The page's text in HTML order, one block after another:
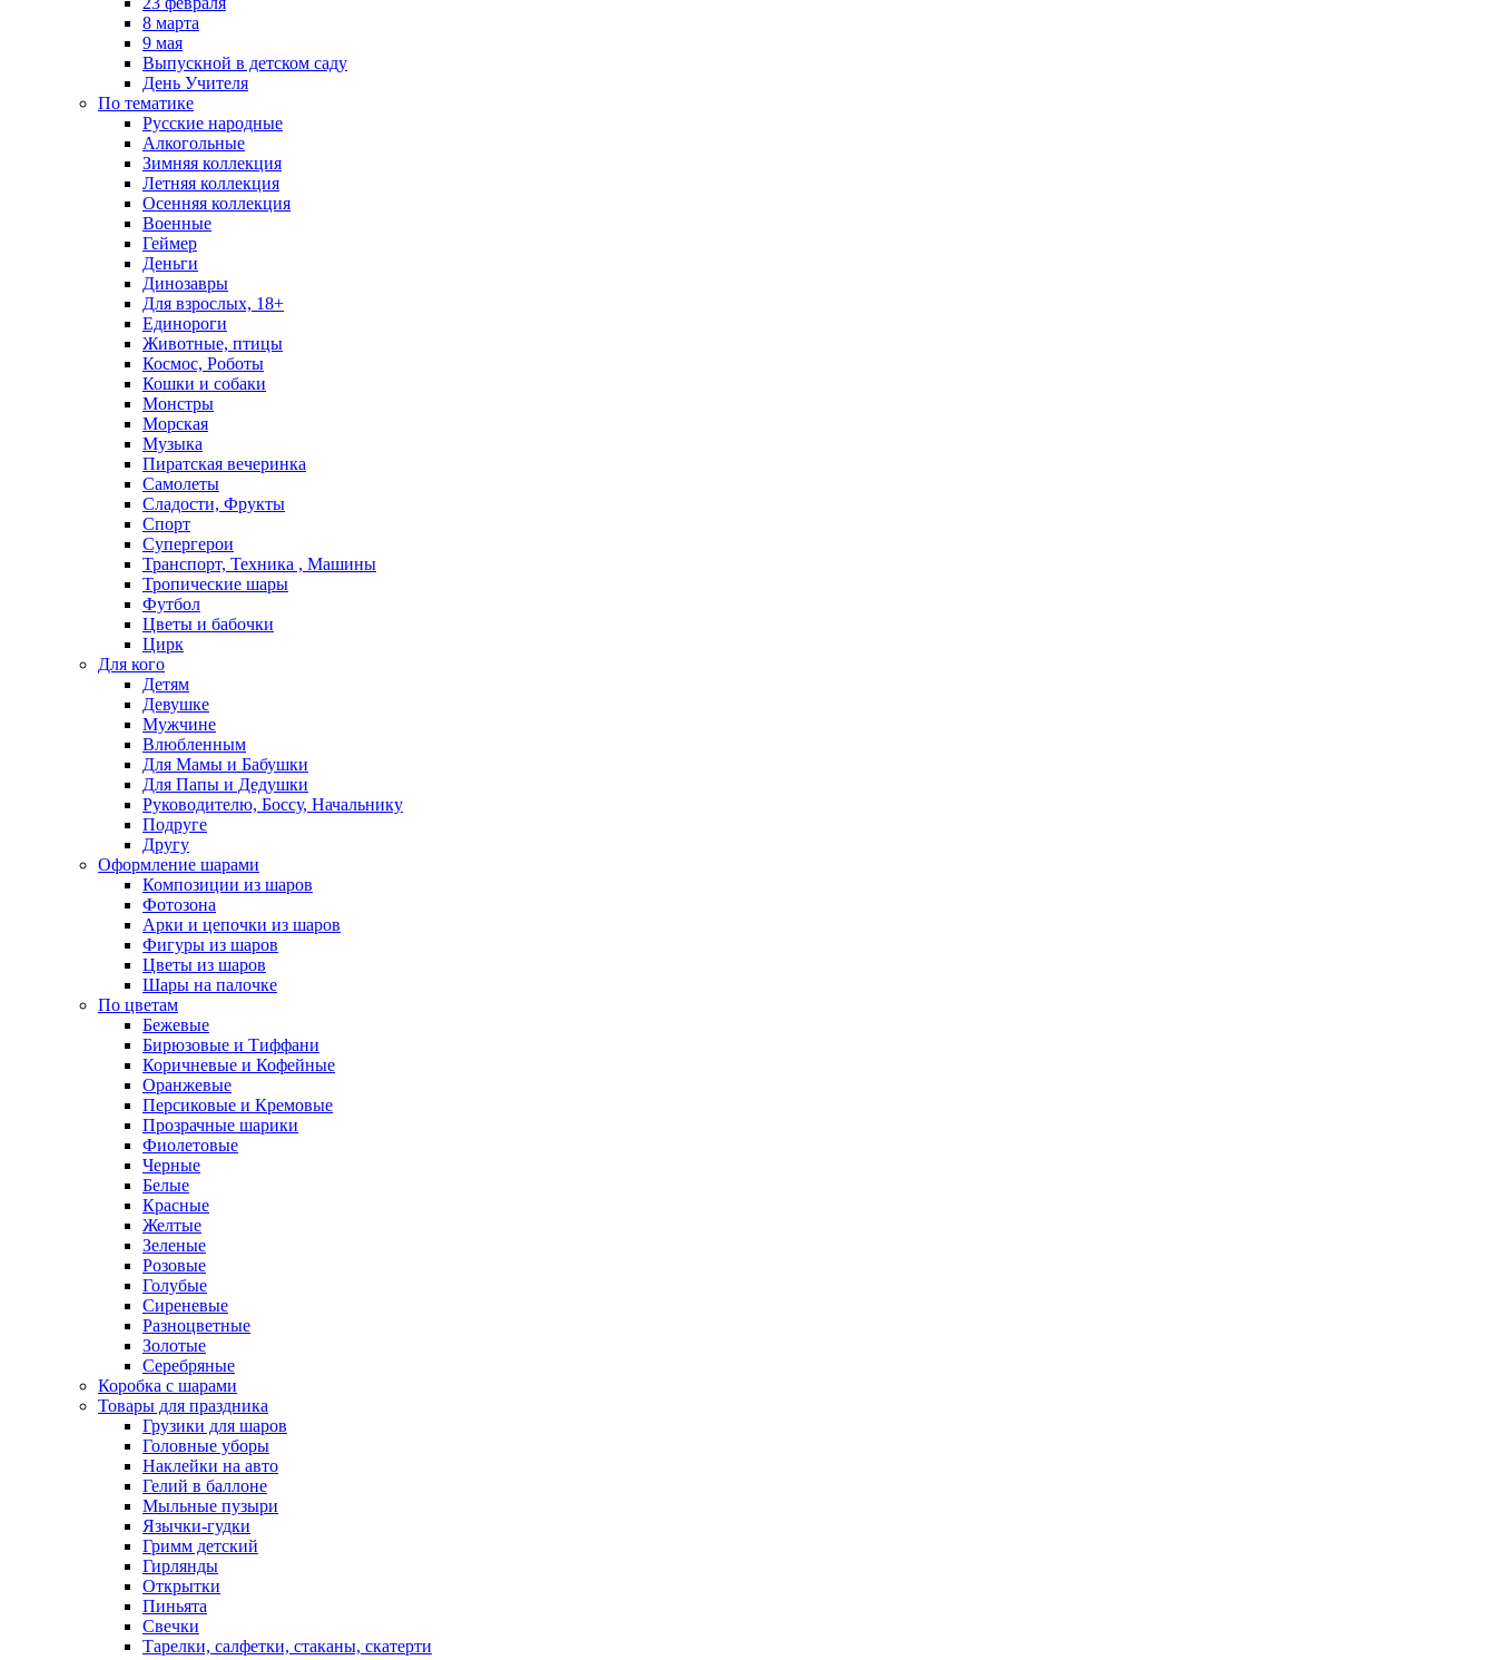
8 марта
9 мая
Выпускной в детском саду
День Учителя
По тематике
Русские народные
Алкогольные
Зимняя коллекция
Летняя коллекция
Осенняя коллекция
Военные
Геймер
Деньги
Динозавры
Для взрослых, 18+
Единороги
Животные, птицы
Космос, Роботы
Кошки и собаки
Монстры
Морская
Музыка
Пиратская вечеринка
Самолеты
Сладости, Фрукты
Спорт
Супергерои
Транспорт, Техника , Машины
Тропические шары
Футбол
Цветы и бабочки
Цирк
Для кого
Детям
Девушке
Мужчине
Влюбленным
Для Мамы и Бабушки
Для Папы и Дедушки
Руководителю, Боссу, Начальнику
Подруге
Другу
Оформление шарами
Композиции из шаров
Фотозона
Арки и цепочки из шаров
Фигуры из шаров
Цветы из шаров
Шары на палочке
По цветам
Бежевые
Бирюзовые и Тиффани
Коричневые и Кофейные
Оранжевые
Персиковые и Кремовые
Прозрачные шарики
Фиолетовые
Черные
Белые
Красные
Желтые
Зеленые
Розовые
Голубые
Сиреневые
Разноцветные
Золотые
Серебряные
Коробка с шарами
Товары для праздника
Грузики для шаров
Головные уборы
Наклейки на авто
Гелий в баллоне
Мыльные пузыри
Язычки-гудки
Гримм детский
Гирлянды
Открытки
Пиньята
Свечки
Тарелки, салфетки, стаканы, скатерти